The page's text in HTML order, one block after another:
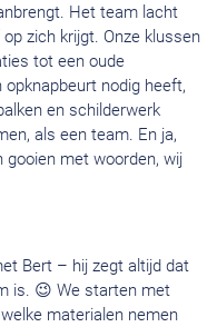
Het team lacht
zich krijgt. Onze klussen
tot een oude
nodig heeft,
en schilderwerk
als een team. En ja,
gooien met woorden, wij
Bert – hij zegt altijd dat
is. 😉 We starten met
materialen nemen